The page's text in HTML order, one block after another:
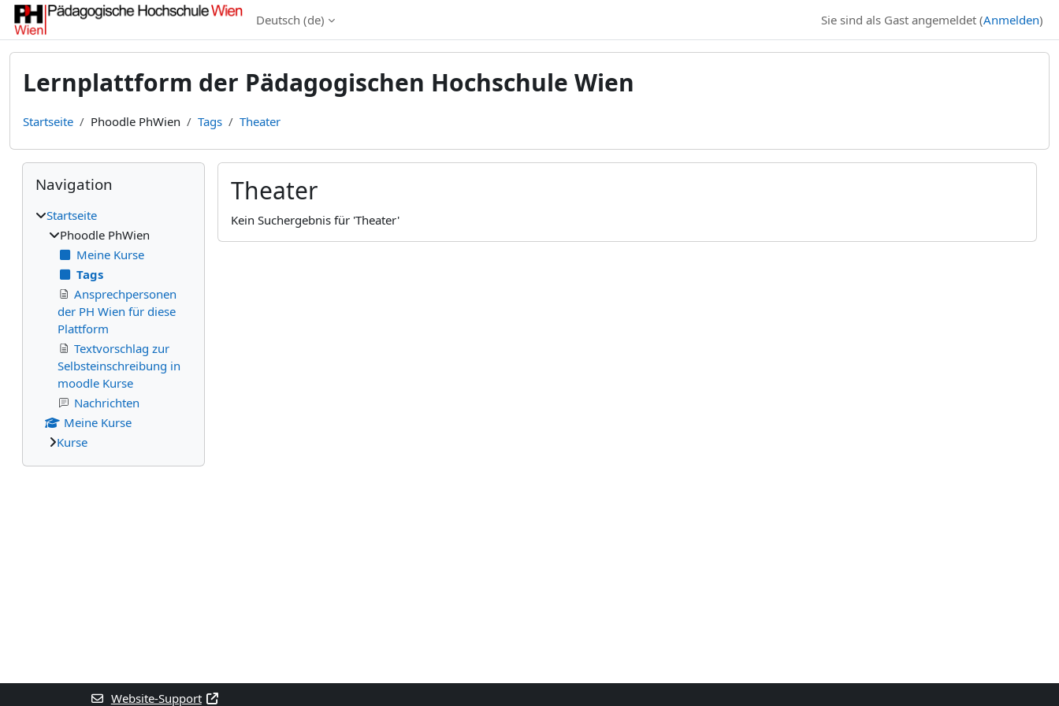
Zum Hauptinhalt
Deutsch ‎(de)‎ Sie sind als Gast angemeldet (Anmelden)
Lernplattform der Pädagogischen Hochschule Wien
Startseite Phoodle PhWien Tags Theater
Theater
Kein Suchergebnis für 'Theater'
Blöcke
Navigation überspringen
Navigation
Startseite
Phoodle PhWien
Meine Kurse
Tags
Ansprechpersonen
der PH Wien für diese
Plattform
Textvorschlag zur
Selbsteinschreibung in
moodle Kurse
Nachrichten
Meine Kurse
Kurse
Website-Support